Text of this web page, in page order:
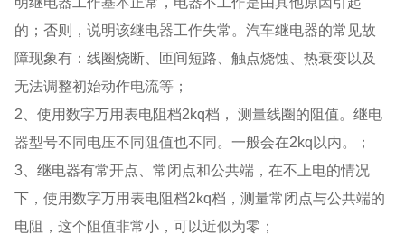
的；否则，说明该继电器工作失常。汽车继电器的常见故
障现象有：线圈烧断、匝间短路、触点烧蚀、热衰变以及
无法调整初始动作电流等；
2、使用数字万用表电阻档2kq档， 测量线圈的阻值。继电
器型号不同电压不同阻值也不同。一般会在2kq以内。；
3、继电器有常开点、常闭点和公共端，在不上电的情况
下，使用数字万用表电阻档2kq档，测量常闭点与公共端的
电阻，这个阻值非常小，可以近似为零；